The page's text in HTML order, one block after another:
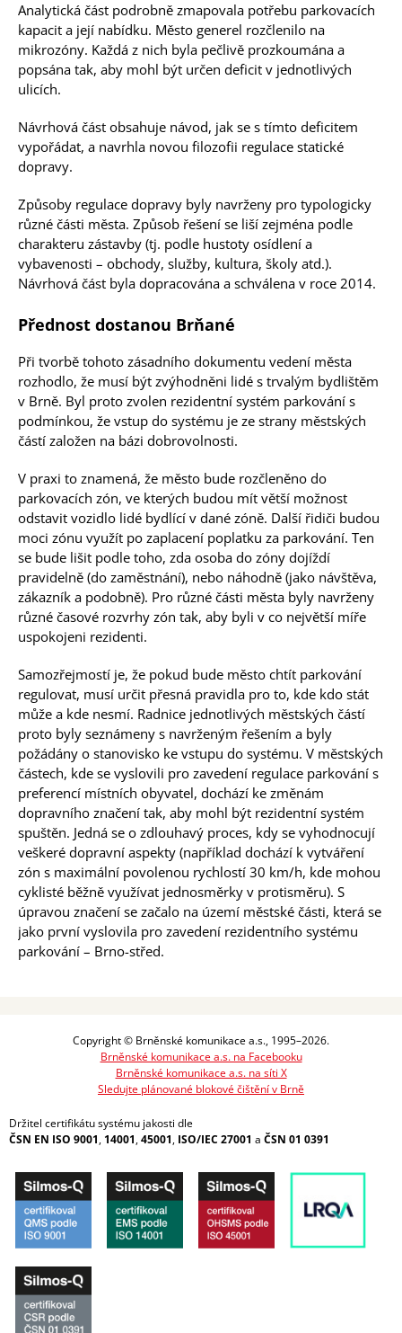
Analytická část podrobně zmapovala potřebu parkovacích
kapacit a její nabídku. Město generel rozčlenilo na
mikrozóny. Každá z nich byla pečlivě prozkoumána a
popsána tak, aby mohl být určen deficit v jednotlivých
ulicích.
Návrhová část obsahuje návod, jak se s tímto deficitem
vypořádat, a navrhla novou filozofii regulace statické
dopravy.
Způsoby regulace dopravy byly navrženy pro typologicky
různé části města. Způsob řešení se liší zejména podle
charakteru zástavby (tj. podle hustoty osídlení a
vybavenosti – obchody, služby, kultura, školy atd.).
Návrhová část byla dopracována a schválena v roce 2014.
Přednost dostanou Brňané
Při tvorbě tohoto zásadního dokumentu vedení města
rozhodlo, že musí být zvýhodněni lidé s trvalým bydlištěm
v Brně. Byl proto zvolen rezidentní systém parkování s
podmínkou, že vstup do systému je ze strany městských
částí založen na bázi dobrovolnosti.
V praxi to znamená, že město bude rozčleněno do
parkovacích zón, ve kterých budou mít větší možnost
odstavit vozidlo lidé bydlící v dané zóně. Další řidiči budou
moci zónu využít po zaplacení poplatku za parkování. Ten
se bude lišit podle toho, zda osoba do zóny dojíždí
pravidelně (do zaměstnání), nebo náhodně (jako návštěva,
zákazník a podobně). Pro různé části města byly navrženy
různé časové rozvrhy zón tak, aby byli v co největší míře
uspokojeni rezidenti.
Samozřejmostí je, že pokud bude město chtít parkování
regulovat, musí určit přesná pravidla pro to, kde kdo stát
může a kde nesmí. Radnice jednotlivých městských částí
proto byly seznámeny s navrženým řešením a byly
požádány o stanovisko ke vstupu do systému. V městských
částech, kde se vyslovili pro zavedení regulace parkování s
preferencí místních obyvatel, dochází ke změnám
dopravního značení tak, aby mohl být rezidentní systém
spuštěn. Jedná se o zdlouhavý proces, kdy se vyhodnocují
veškeré dopravní aspekty (například dochází k vytváření
zón s maximální povolenou rychlostí 30 km/h, kde mohou
cyklisté běžně využívat jednosměrky v protisměru). S
úpravou značení se začalo na území městské části, která se
jako první vyslovila pro zavedení rezidentního systému
parkování – Brno-střed.
Copyright © Brněnské komunikace a.s., 1995–2026.
Brněnské komunikace a.s. na Facebooku
Brněnské komunikace a.s. na síti X
Sledujte plánované blokové čištění v Brně
Držitel certifikátu systému jakosti dle
ČSN EN ISO 9001, 14001,45001, ISO/IEC 27001 a ČSN 01 0391